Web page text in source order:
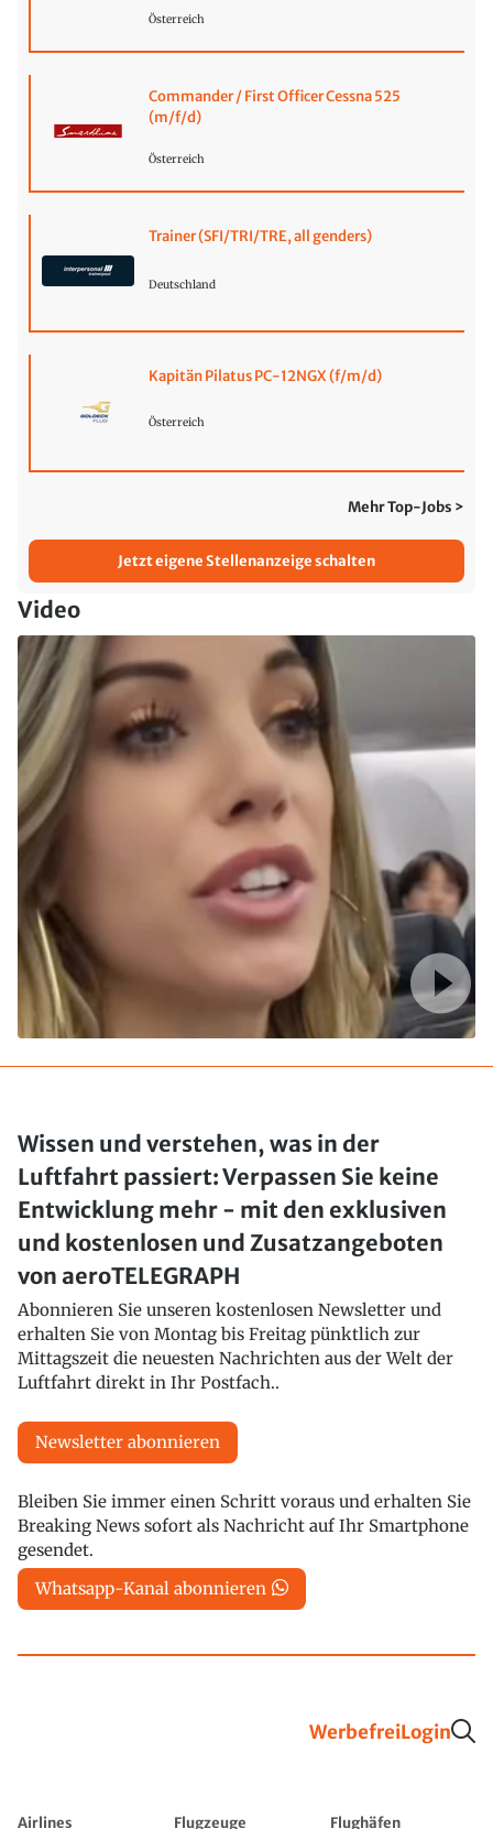
Österreich
Commander / First Officer Cessna 525
(m/f/d)
Österreich
Trainer (SFI/TRI/TRE, all genders)
Deutschland
Kapitän Pilatus PC-12NGX (f/m/d)
Österreich
Mehr Top-Jobs >
Jetzt eigene Stellenanzeige schalten
Video
Wissen und verstehen, was in der
Luftfahrt passiert: Verpassen Sie keine
Entwicklung mehr - mit den exklusiven
und kostenlosen und Zusatzangeboten
von aeroTELEGRAPH
Abonnieren Sie unseren kostenlosen Newsletter und
erhalten Sie von Montag bis Freitag pünktlich zur
Mittagszeit die neuesten Nachrichten aus der Welt der
Luftfahrt direkt in Ihr Postfach..
Newsletter abonnieren
Bleiben Sie immer einen Schritt voraus und erhalten Sie
Breaking News sofort als Nachricht auf Ihr Smartphone
gesendet.
Whatsapp-Kanal abonnieren
WerbefreiLogin
Airlines Flugzeuge
Flughäfen